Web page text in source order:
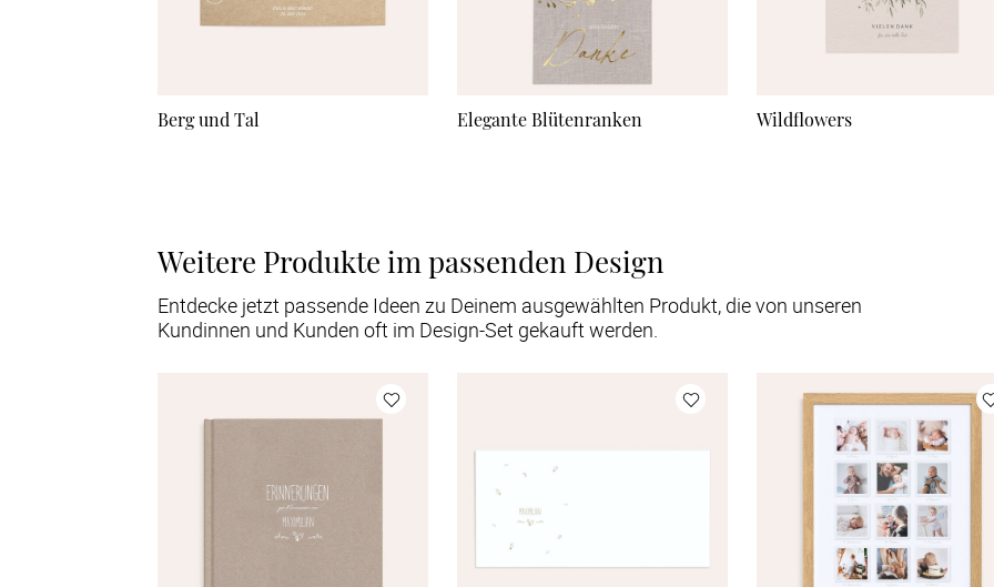
Berg und Tal Elegante Blütenranken Wildflowers
Weitere Produkte im passenden Design
Entdecke jetzt passende Ideen zu Deinem ausgewählten Produkt, die von unseren
Kundinnen und Kunden oft im Design-Set gekauft werden.